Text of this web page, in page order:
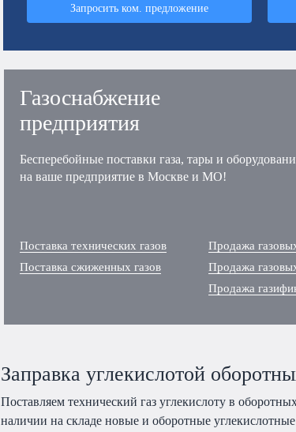
Запросить ком. предложение
Газоснабжение
предприятия
Бесперебойные поставки газа, тары и
на ваше предприятие в Москве и МО!
Поставка технических газов
Поставка сжиженных газов
Продажа
Продажа
Продажа
Заправка углекислотой
Поставляем технический газ углекислоту в
наличии на складе новые и оборотные